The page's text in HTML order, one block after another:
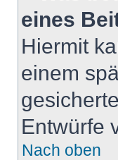
eines
Hiermit
einem
Entwürfe
Nach oben